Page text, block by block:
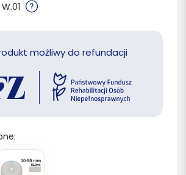
możliwy do refundacji